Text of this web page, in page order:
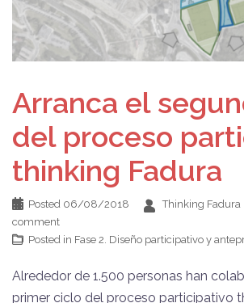
Arranca el
del proceso
thinking Fadura
Posted 06/08/2018 Thinking Fadura
comment
Posted in Fase 2. Diseño participativo y
Alrededor de 1.500 personas han
primer ciclo del proceso participativo